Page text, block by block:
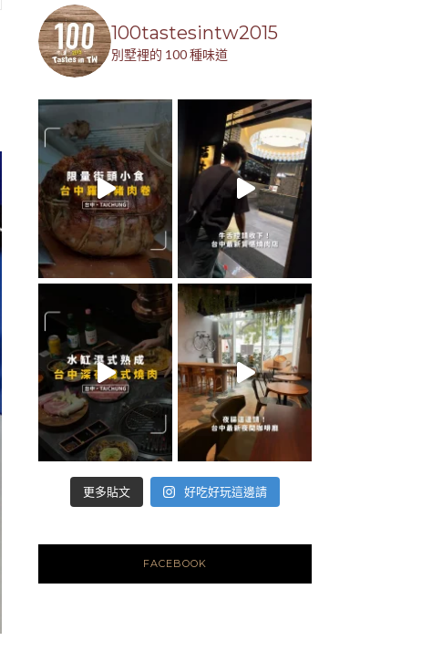
100tastesintw2015
別墅裡的 100 種味道
更多貼文 好吃好玩這邊請
FACEBOOK